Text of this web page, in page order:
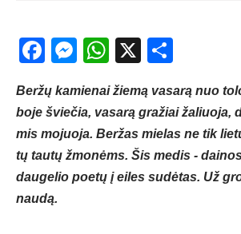
Facebook
Messenger
WhatsApp
X
Ber­žų ka­mie­nai žie­mą va­sa­rą nuo
bo­je švie­čia, va­sa­rą gra­žiai ža­liuo­ja,
mis mo­juo­ja. Ber­žas mie­las ne tik
tų tau­tų žmo­nėms. Šis me­dis -
dau­ge­lio poe­tų į ei­les su­dė­tas. Už
nau­dą.